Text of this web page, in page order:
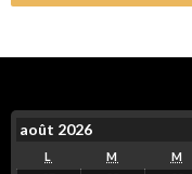
août 2026
L M M